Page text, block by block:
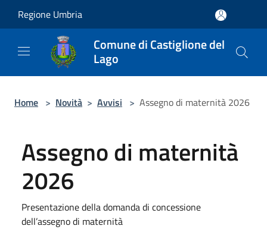
Regione Umbria
Comune di Castiglione del
Lago
Home > Novità > Avvisi > Assegno di maternità 2026
Assegno di maternità
2026
Presentazione della domanda di concessione
dell’assegno di maternità